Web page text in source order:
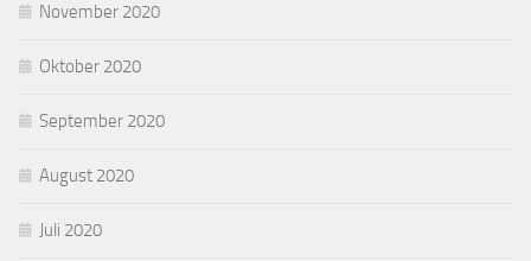
November 2020
Oktober 2020
September 2020
August 2020
Juli 2020